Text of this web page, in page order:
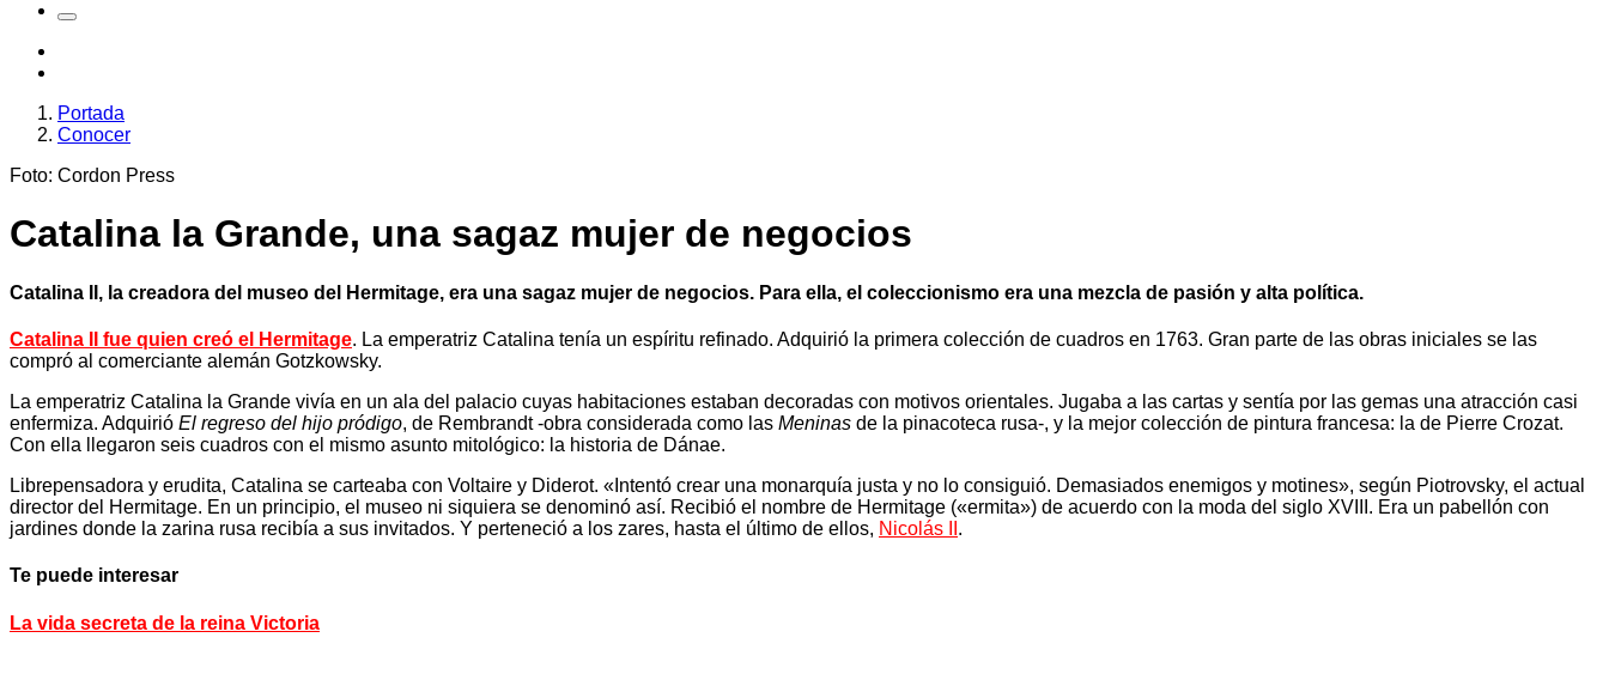
Portada
Conocer
Foto: Cordon Press
Catalina la Grande, una sagaz mujer de negocios
Catalina II, la creadora del museo del Hermitage, era una sagaz mujer de negocios. Para ella, el coleccionismo era una mezcla de pasión y alta política.
Catalina II fue quien creó el Hermitage. La emperatriz Catalina tenía un espíritu refinado. Adquirió la primera colección de cuadros en 1763. Gran parte de las obras iniciales se las
compró al comerciante alemán Gotzkowsky.
La emperatriz Catalina la Grande vivía en un ala del palacio cuyas habitaciones estaban decoradas con motivos orientales. Jugaba a las cartas y sentía por las gemas una atracción casi
enfermiza. Adquirió El regreso del hijo pródigo, de Rembrandt -obra considerada como las Meninas de la pinacoteca rusa-, y la mejor colección de pintura francesa: la de Pierre Crozat.
Con ella llegaron seis cuadros con el mismo asunto mitológico: la historia de Dánae.
Librepensadora y erudita, Catalina se carteaba con Voltaire y Diderot. «Intentó crear una monarquía justa y no lo consiguió. Demasiados enemigos y motines», según Piotrovsky, el actual
director del Hermitage. En un principio, el museo ni siquiera se denominó así. Recibió el nombre de Hermitage («ermita») de acuerdo con la moda del siglo XVIII. Era un pabellón con
jardines donde la zarina rusa recibía a sus invitados. Y perteneció a los zares, hasta el último de ellos, Nicolás II .
Te puede interesar
La vida secreta de la reina Victoria